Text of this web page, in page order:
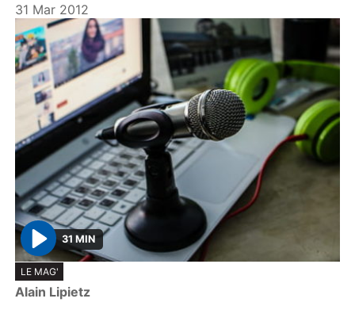
31 Mar 2012
P
l
a
31 MIN
LE MAG'
Alain Lipietz